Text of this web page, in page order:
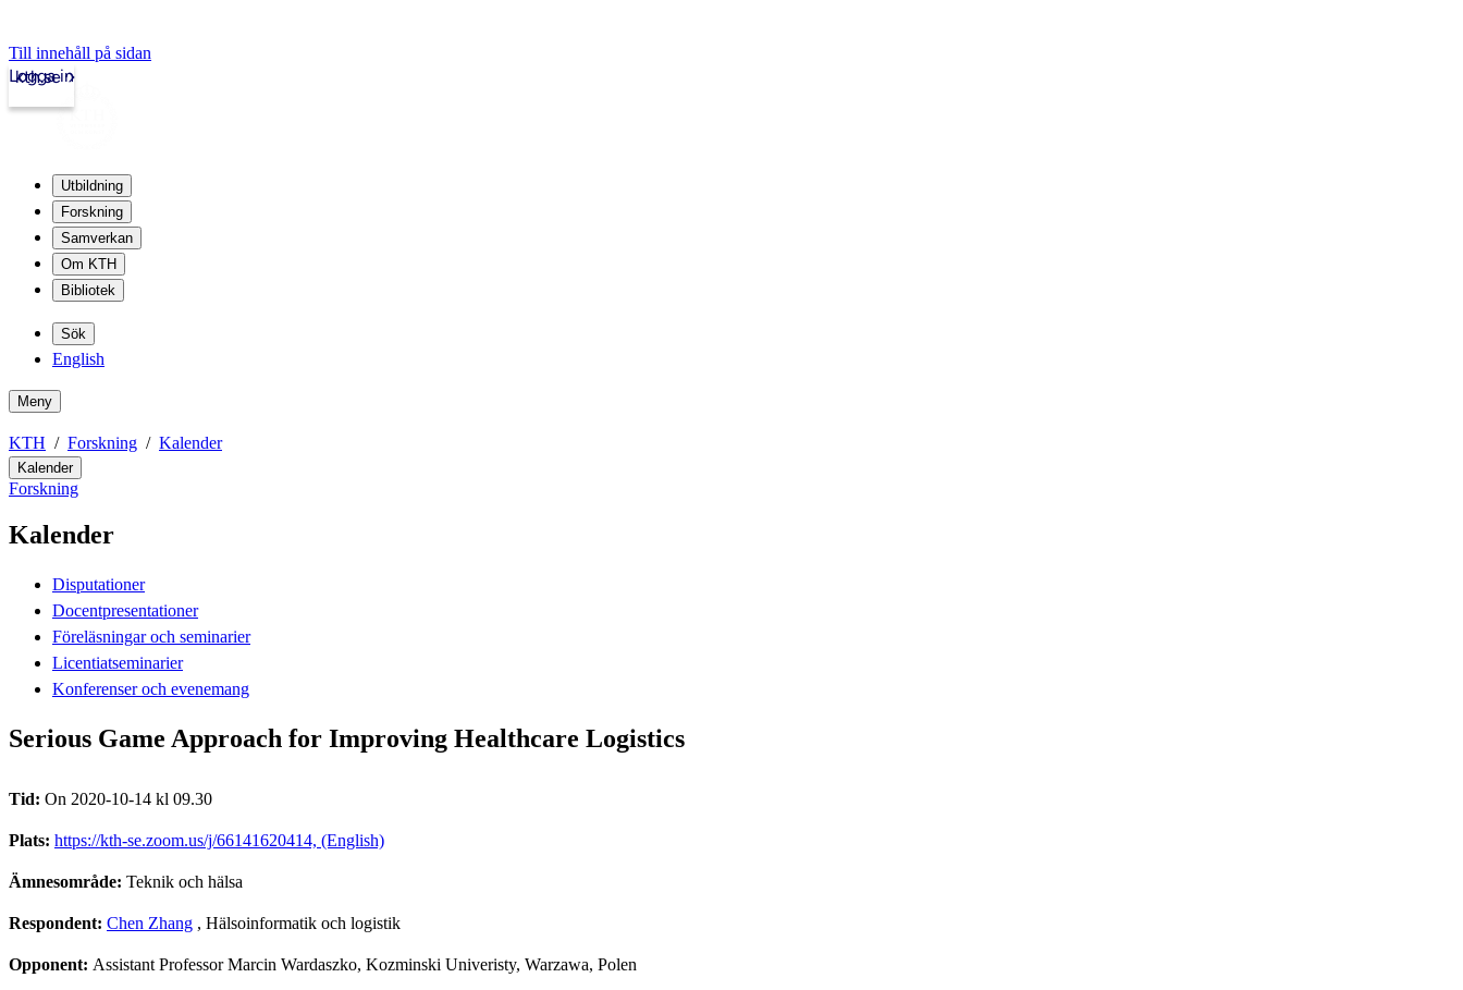
Till innehåll på sidan
kth.se
Logga in
Utbildning
Forskning
Samverkan
Om KTH
Bibliotek
Sök
English
Meny
KTH Forskning Kalender
Kalender
Forskning
Kalender
Disputationer
Docentpresentationer
Föreläsningar och seminarier
Licentiatseminarier
Konferenser och evenemang
Serious Game Approach for Improving Healthcare Logistics
Tid: On 2020-10-14 kl 09.30
Plats: https://kth-se.zoom.us/j/66141620414, (English)
Ämnesområde: Teknik och hälsa
Respondent: Chen Zhang , Hälsoinformatik och logistik
Opponent: Assistant Professor Marcin Wardaszko, Kozminski Univeristy, Warzawa, Polen